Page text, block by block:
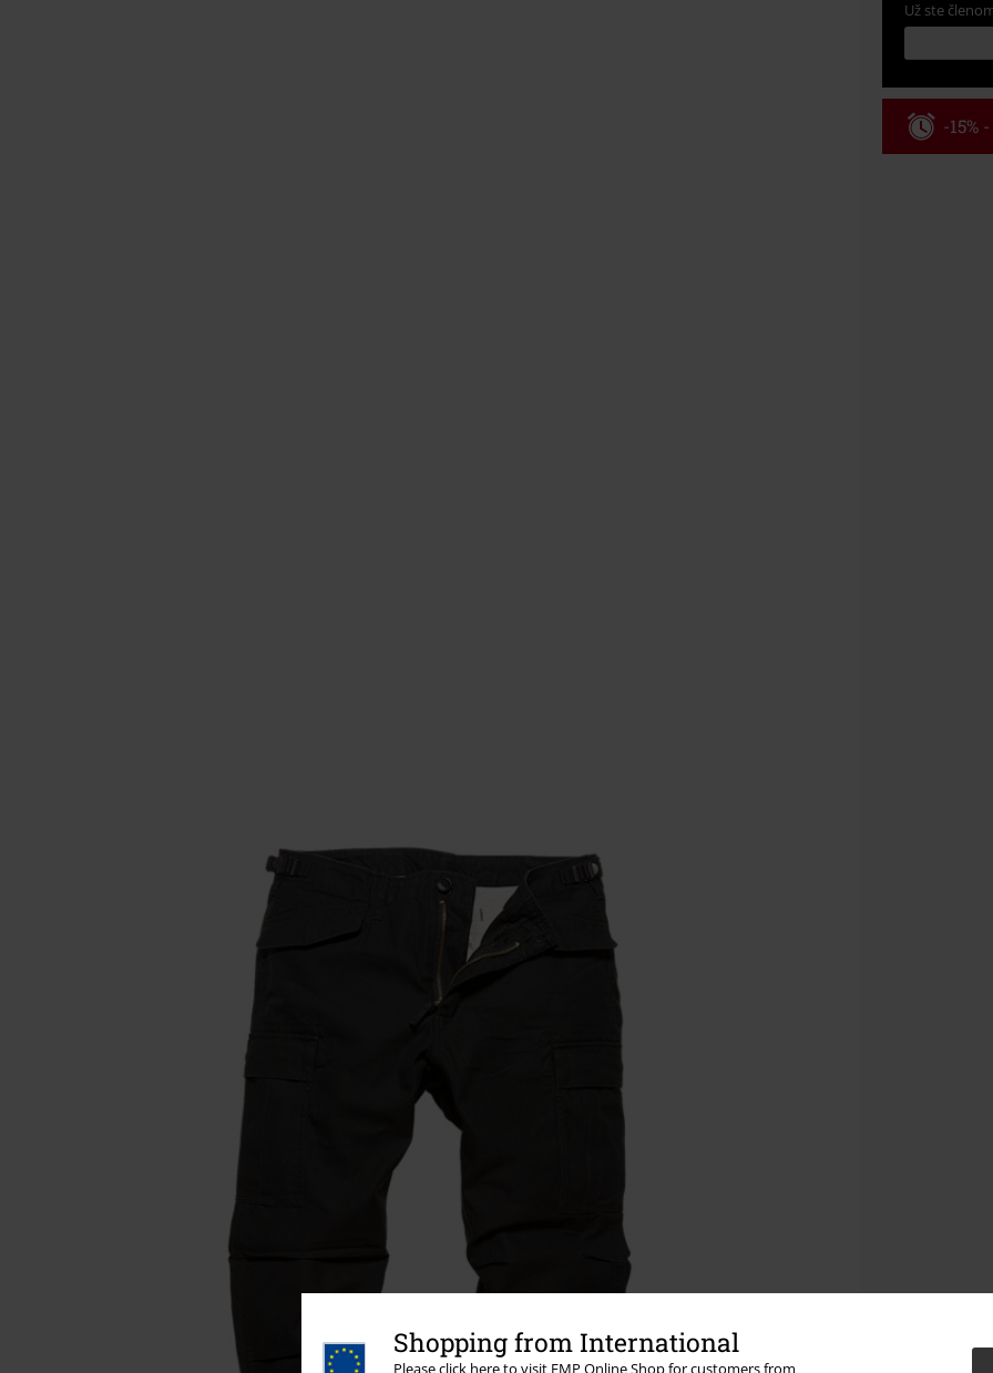
Shopping from International
Please click here to visit EMP Online Shop for customers from
Už ste
-15%